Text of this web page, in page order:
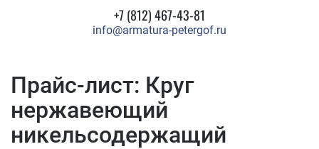
+7 (812) 467-43-81
info@armatura-petergof.ru
Прайс-лист: Круг
нержавеющий
никельсодержащий